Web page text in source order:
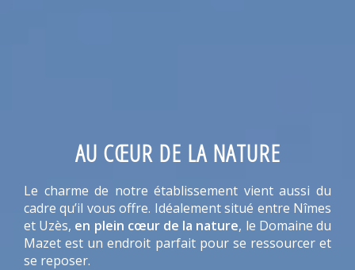
AU CŒUR DE LA NATURE
Le charme de notre établissement vient aussi du
cadre qu’il vous offre. Idéalement situé entre Nîmes
et Uzès, en plein cœur de la nature, le Domaine du
Mazet est un endroit parfait pour se ressourcer et
se reposer.